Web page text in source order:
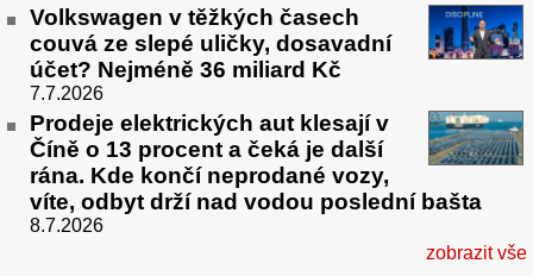
Volkswagen v těžkých časech
couvá ze slepé uličky, dosavadní
účet? Nejméně 36 miliard Kč
7.7.2026
Prodeje elektrických aut klesají v
Číně o 13 procent a čeká je další
rána. Kde končí neprodané vozy,
víte, odbyt drží nad vodou poslední bašta
8.7.2026
zobrazit vše